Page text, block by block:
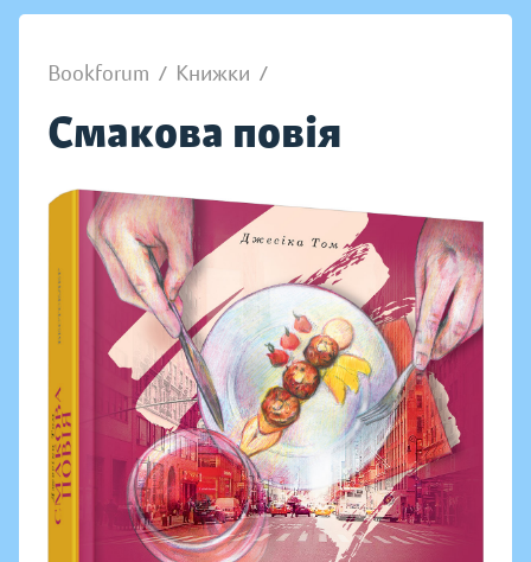
Bookforum / Книжки /
Смакова повія